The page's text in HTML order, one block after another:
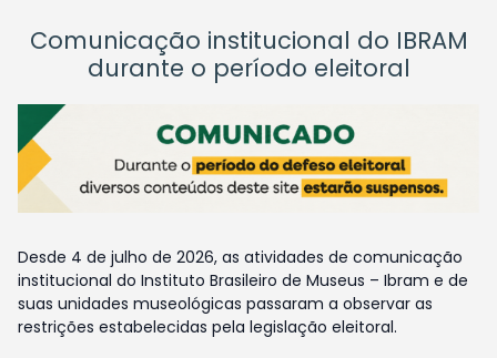
Comunicação institucional do IBRAM
durante o período eleitoral
Desde 4 de julho de 2026, as atividades de comunicação
institucional do Instituto Brasileiro de Museus – Ibram e de
suas unidades museológicas passaram a observar as
restrições estabelecidas pela legislação eleitoral.